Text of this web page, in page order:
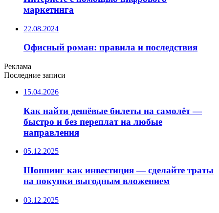
маркетинга
22.08.2024
Офисный роман: правила и последствия
Реклама
Последние записи
15.04.2026
Как найти дешёвые билеты на самолёт —
быстро и без переплат на любые
направления
05.12.2025
Шоппинг как инвестиция — сделайте траты
на покупки выгодным вложением
03.12.2025